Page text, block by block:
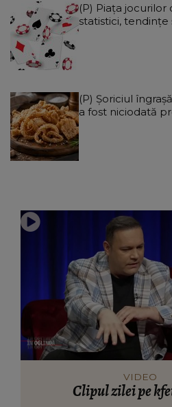
(P) Piața jocurilor
statistici, tendințe
(P) Șoriciul
a fost niciodată
VIDEO
Clipul zilei pe